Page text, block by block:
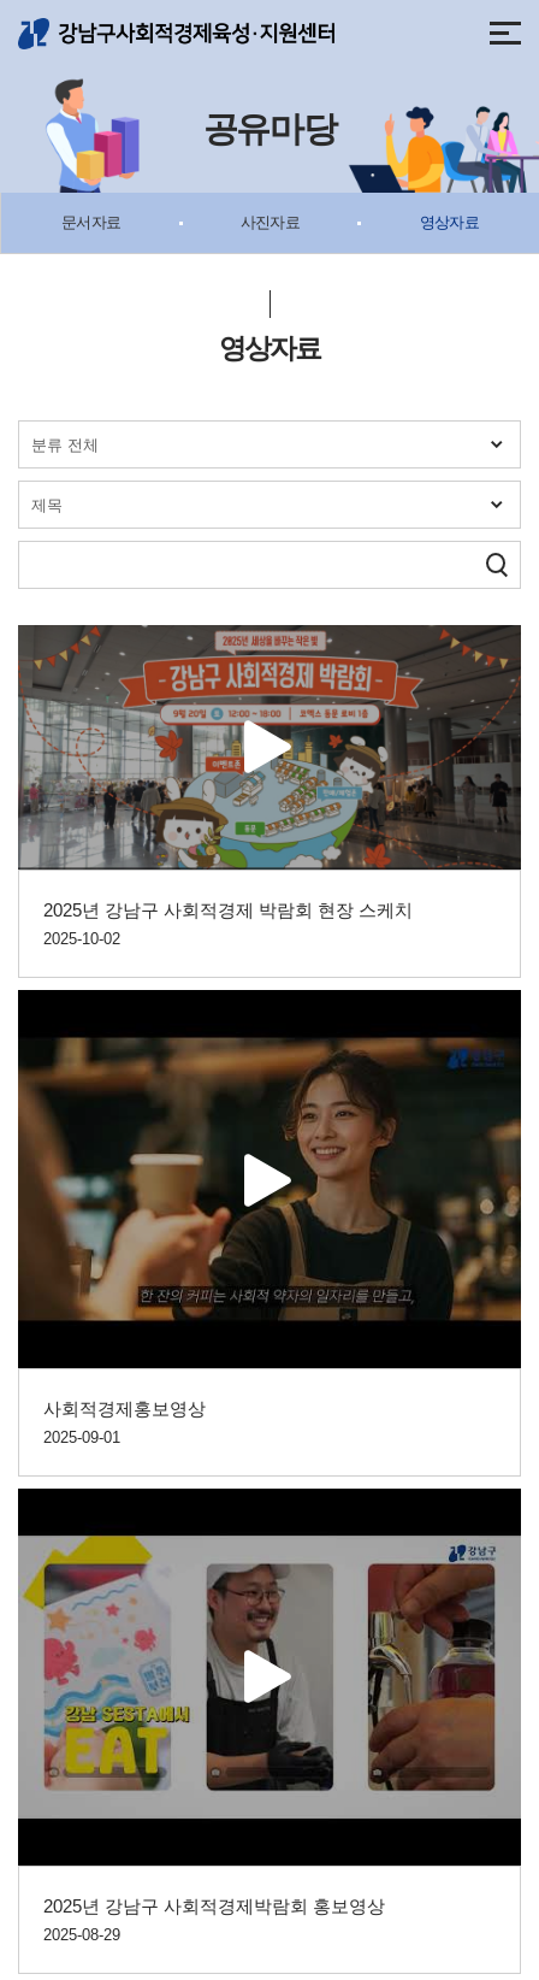
메뉴 바로가기
공유마당
문서자료 사진자료 영상자료
영상자료
2025년 강남구 사회적경제 박람회 현장 스케치
2025-10-02
사회적경제홍보영상
2025-09-01
2025년 강남구 사회적경제박람회 홍보영상
2025-08-29